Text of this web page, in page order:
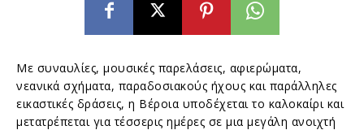
Με συναυλίες, μουσικές παρελάσεις, αφιερώματα,
νεανικά σχήματα, παραδοσιακούς ήχους και παράλληλες
εικαστικές δράσεις, η Βέροια υποδέχεται το καλοκαίρι και
μετατρέπεται για τέσσερις ημέρες σε μια μεγάλη ανοιχτή